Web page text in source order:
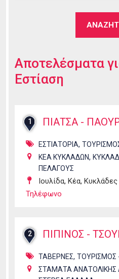
Αποτελέσματα
Εστίαση
1 ΠΙΑΤΣΑ -
ΕΣΤΙΑΤΟΡΙΑ,
ΚΕΑ ΚΥΚΛΑΔΩΝ,
ΠΕΛΑΓΟΥΣ
Ιουλίδα, Κέα, Κυκλάδες
Τηλέφωνο
2 ΠΙΠΙΝΟΣ -
ΤΑΒΕΡΝΕΣ, ΤΟΥΡΙΣΜΟΣ
ΣΤΑΜΑΤΑ ΑΝΑΤΟΛΙΚΗΣ